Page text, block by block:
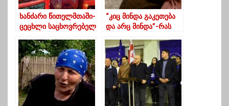
ხანძარი წითელმთაში-
ცეცხლი საცხოვრებელ
“კიც მინდა გაკეთება
და არც მინდა”-რას
ვაქცინაციაზე